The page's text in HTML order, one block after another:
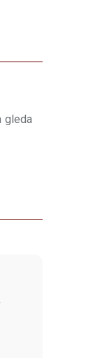
gleda